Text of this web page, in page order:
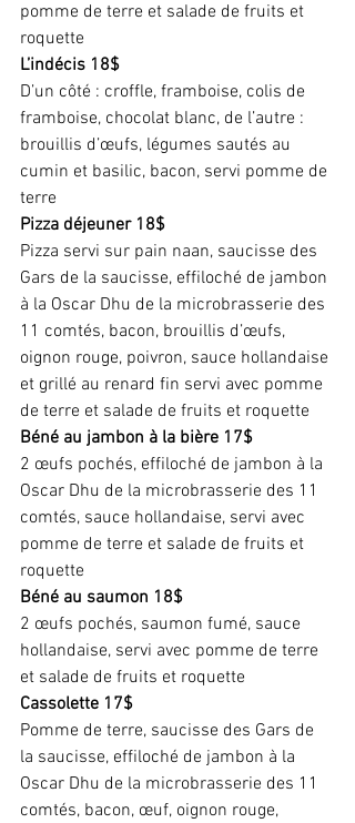
pomme de terre et salade de fruits et
roquette
L’indécis 18$
D’un côté : croffle, framboise, colis de
framboise, chocolat blanc, de l’autre :
brouillis d’œufs, légumes sautés au
cumin et basilic, bacon, servi pomme de
terre
Pizza déjeuner 18$
Pizza servi sur pain naan, saucisse des
Gars de la saucisse, effiloché de jambon
à la Oscar Dhu de la microbrasserie des
11 comtés, bacon, brouillis d’œufs,
oignon rouge, poivron, sauce hollandaise
et grillé au renard fin servi avec pomme
de terre et salade de fruits et roquette
Béné au jambon à la bière 17$
2 œufs pochés, effiloché de jambon à la
Oscar Dhu de la microbrasserie des 11
comtés, sauce hollandaise, servi avec
pomme de terre et salade de fruits et
roquette
Béné au saumon 18$
2 œufs pochés, saumon fumé, sauce
hollandaise, servi avec pomme de terre
et salade de fruits et roquette
Cassolette 17$
Pomme de terre, saucisse des Gars de
la saucisse, effiloché de jambon à la
Oscar Dhu de la microbrasserie des 11
comtés, bacon, œuf, oignon rouge,